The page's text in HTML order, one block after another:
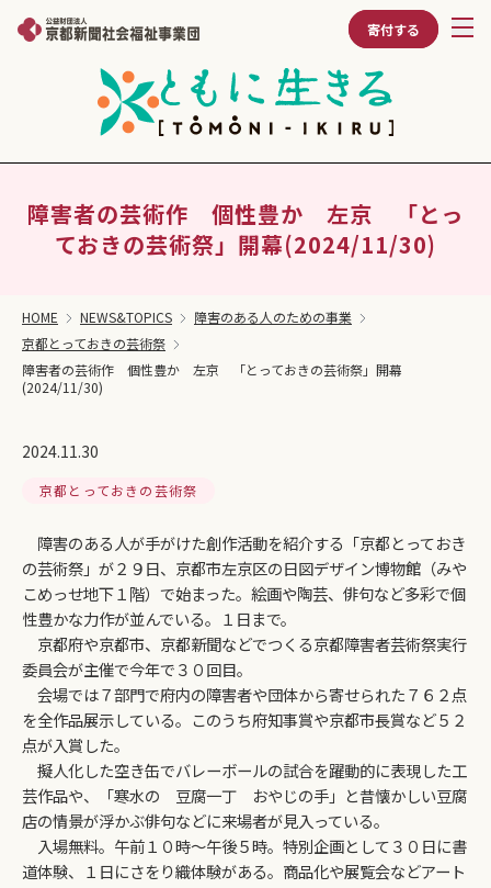
寄付する
障害者の芸術作 個性豊か 左京 「とっ
ておきの芸術祭」開幕(2024/11/30)
HOME NEWS&TOPICS
障害のある人のための事業
京都とっておきの芸術祭
障害者の芸術作 個性豊か 左京 「とっておきの芸術祭」開幕
(2024/11/30)
2024.11.30
京都とっておきの芸術祭
障害のある人が手がけた創作活動を紹介する「京都とっておき
の芸術祭」が２９日、京都市左京区の日図デザイン博物館（みや
こめっせ地下１階）で始まった。絵画や陶芸、俳句など多彩で個
性豊かな力作が並んでいる。１日まで。
京都府や京都市、京都新聞などでつくる京都障害者芸術祭実行
委員会が主催で今年で３０回目。
会場では７部門で府内の障害者や団体から寄せられた７６２点
を全作品展示している。このうち府知事賞や京都市長賞など５２
点が入賞した。
擬人化した空き缶でバレーボールの試合を躍動的に表現した工
芸作品や、「寒水の 豆腐一丁 おやじの手」と昔懐かしい豆腐
店の情景が浮かぶ俳句などに来場者が見入っている。
入場無料。午前１０時～午後５時。特別企画として３０日に書
道体験、１日にさをり織体験がある。商品化や展覧会などアート